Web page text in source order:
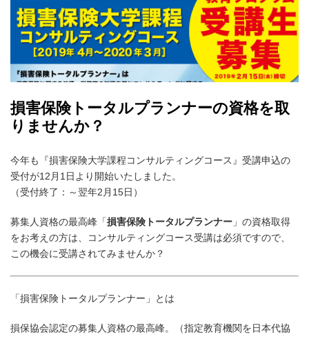
損害保険トータルプランナーの資格を取
りませんか？
今年も『損害保険大学課程コンサルティングコース』受講申込の
受付が12月1日より開始いたしました。
（受付終了：～翌年2月15日）
募集人資格の最高峰「損害保険トータルプランナー 」の資格取得
をお考えの方は、コンサルティングコース受講は必須ですので、
この機会に受講されてみませんか？
「損害保険トータルプランナー」とは
損保協会認定の募集人資格の最高峰。（指定教育機関を日本代協